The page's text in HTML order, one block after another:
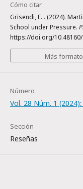
Cómo citar
Grisendi, E. . (2024).
School under Pressure.
https://doi.org/
Más
Número
Vol. 28 Núm. 1
Sección
Reseñas